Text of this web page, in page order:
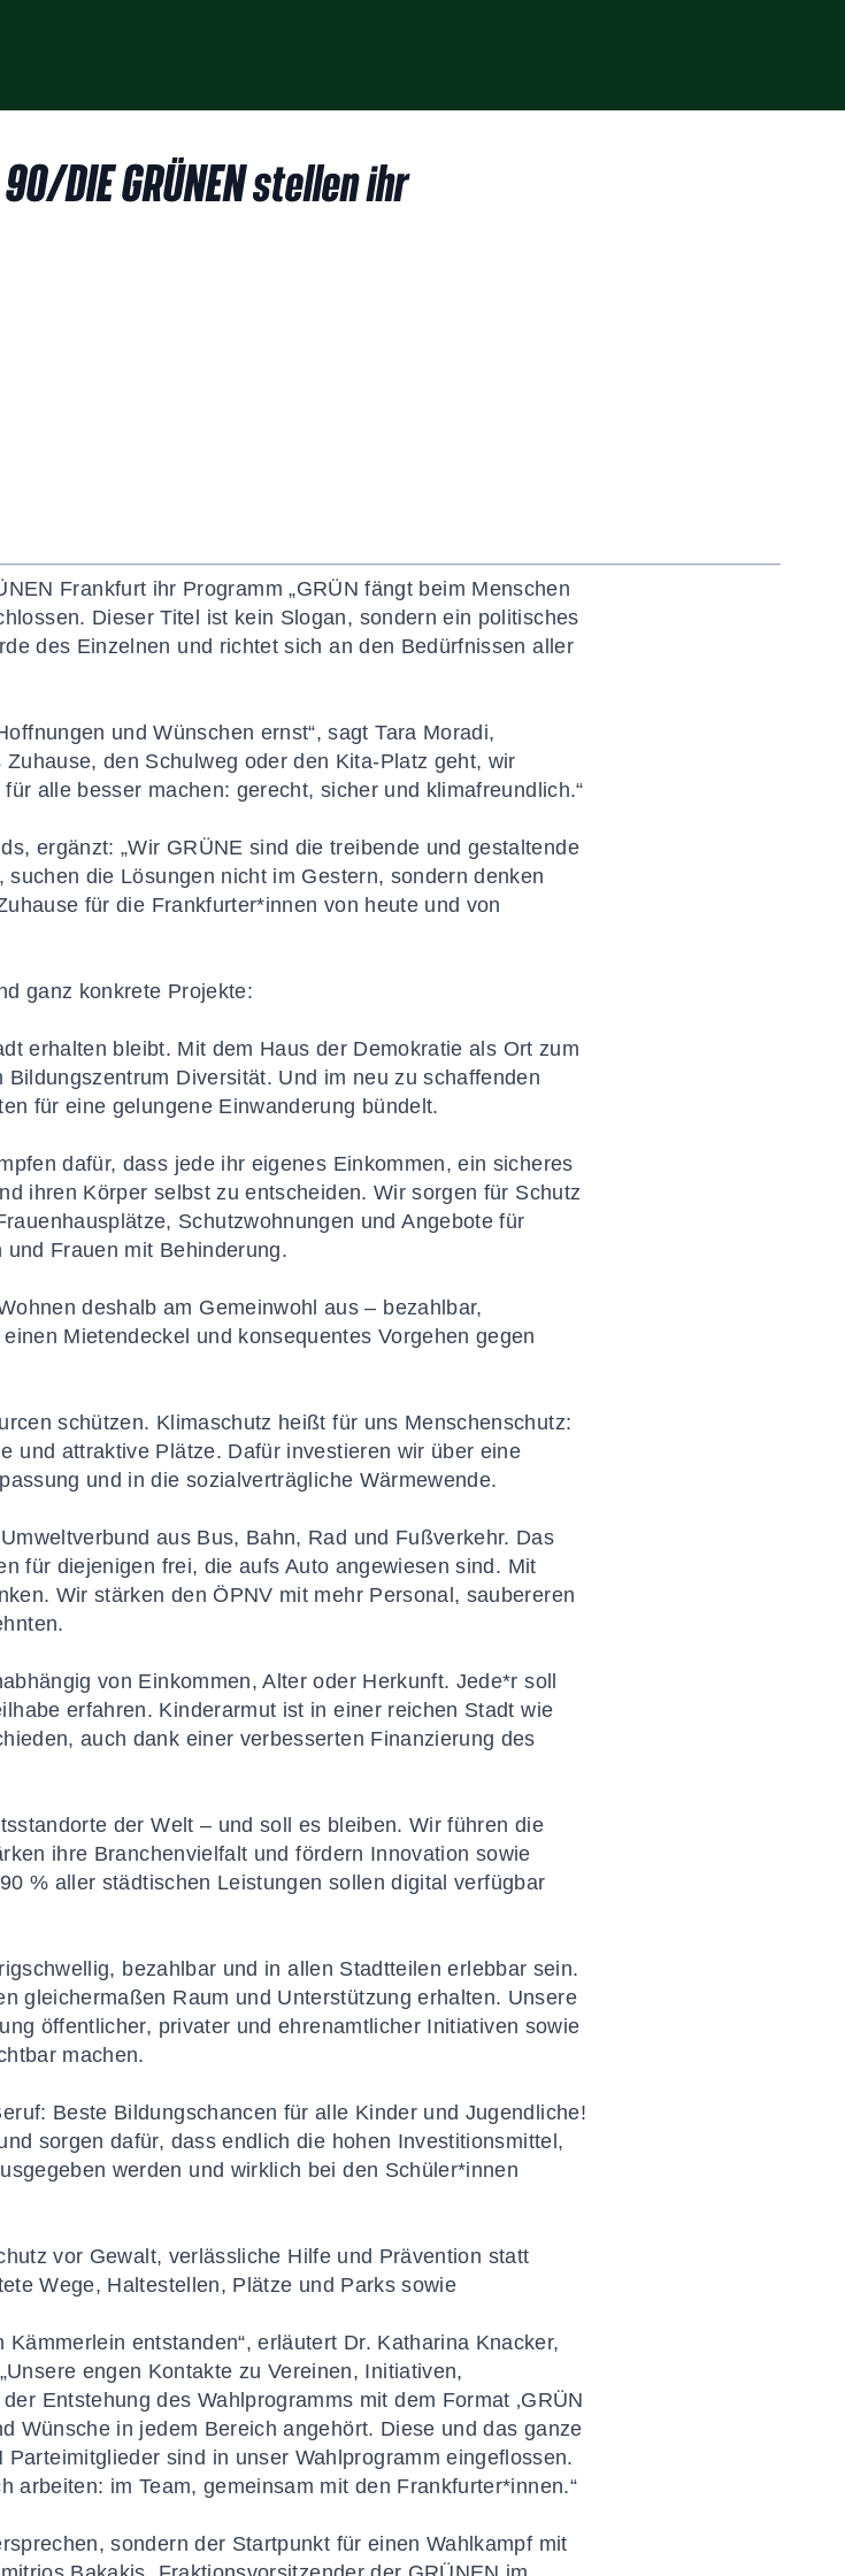
DIE GRÜNEN stellen ihr
Frankfurt ihr Programm „GRÜN fängt beim Menschen
Dieser Titel ist kein Slogan, sondern ein politisches
des Einzelnen und richtet sich an den Bedürfnissen aller
und Wünschen ernst“, sagt Tara Moradi,
den Schulweg oder den Kita-Platz geht, wir
alle besser machen: gerecht, sicher und klimafreundlich.“
ergänzt: „Wir GRÜNE sind die treibende und gestaltende
die Lösungen nicht im Gestern, sondern denken
für die Frankfurter*innen von heute und von
ganz konkrete Projekte:
erhalten bleibt. Mit dem Haus der Demokratie als Ort zum
Diversität. Und im neu zu schaffenden
für eine gelungene Einwanderung bündelt.
dafür, dass jede ihr eigenes Einkommen, ein sicheres
ihren Körper selbst zu entscheiden. Wir sorgen für Schutz
Schutzwohnungen und Angebote für
Frauen mit Behinderung.
deshalb am Gemeinwohl aus – bezahlbar,
Mietendeckel und konsequentes Vorgehen gegen
schützen. Klimaschutz heißt für uns Menschenschutz:
und attraktive Plätze. Dafür investieren wir über eine
und in die sozialverträgliche Wärmewende.
aus Bus, Bahn, Rad und Fußverkehr. Das
für diejenigen frei, die aufs Auto angewiesen sind. Mit
Wir stärken den ÖPNV mit mehr Personal, saubereren
von Einkommen, Alter oder Herkunft. Jede*r soll
erfahren. Kinderarmut ist in einer reichen Stadt wie
auch dank einer verbesserten Finanzierung des
der Welt – und soll es bleiben. Wir führen die
ihre Branchenvielfalt und fördern Innovation sowie
% aller städtischen Leistungen sollen digital verfügbar
bezahlbar und in allen Stadtteilen erlebbar sein.
gleichermaßen Raum und Unterstützung erhalten. Unsere
öffentlicher, privater und ehrenamtlicher Initiativen sowie
machen.
Beste Bildungschancen für alle Kinder und Jugendliche!
sorgen dafür, dass endlich die hohen Investitionsmittel,
werden und wirklich bei den Schüler*innen
vor Gewalt, verlässliche Hilfe und Prävention statt
Wege, Haltestellen, Plätze und Parks sowie
entstanden“, erläutert Dr. Katharina Knacker,
engen Kontakte zu Vereinen, Initiativen,
Entstehung des Wahlprogramms mit dem Format ‚GRÜN
Wünsche in jedem Bereich angehört. Diese und das ganze
sind in unser Wahlprogramm eingeflossen.
arbeiten: im Team, gemeinsam mit den Frankfurter*innen.“
sondern der Startpunkt für einen Wahlkampf mit